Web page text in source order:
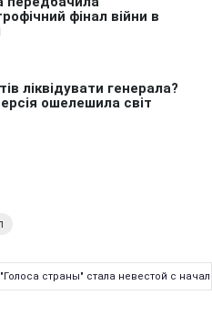
страны" стала невестой с